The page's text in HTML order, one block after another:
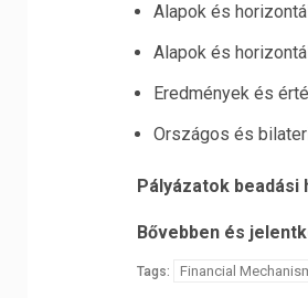
Alapok és
Alapok és
Eredmények és
Országos és
Pályázatok beadási
Bővebben és
Tags: Financial